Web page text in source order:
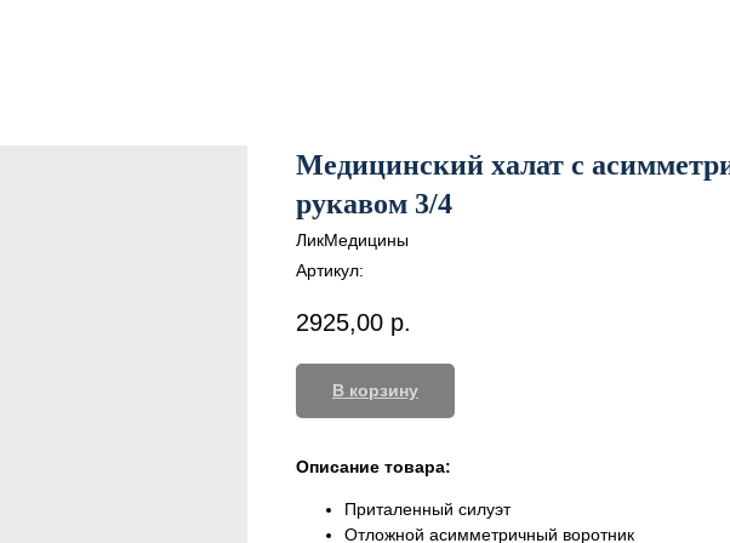
Медицинский халат с
рукавом 3/4
ЛикМедицины
Артикул:
2925,00 р.
В корзину
Описание товара:
Приталенный силуэт
Отложной асимметричный воротник